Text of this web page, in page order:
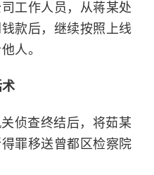
工作人员，从蒋某处
款后，继续按照上线
人。
侦查终结后，将茹某
罪移送曾都区检察院